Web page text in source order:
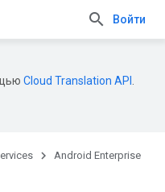
Войти
Cloud Translation API
Android Enterprise